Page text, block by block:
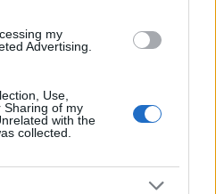
my
Advertising.
Use,
Sharing of my
with the
collected.